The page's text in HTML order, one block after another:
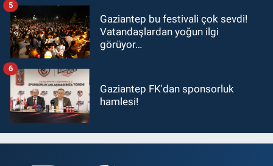
Gaziantep bu festivali çok sevdi!
Vatandaşlardan yoğun ilgi
görüyor…
5
Gaziantep FK'dan sponsorluk
hamlesi!
6